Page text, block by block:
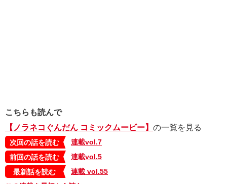
こちらも読んで
【ノラネコぐんだん コミックムービー】 の一覧を見る
次回の話を読む
連載vol.7
前回の話を読む
連載vol.5
最新話を読む
連載 vol.55